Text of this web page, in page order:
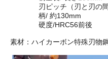
刃ピッチ（刃と刃の間
柄/ 約130mm
硬度/HRC56前後
素材：ハイカーボン特殊刃物